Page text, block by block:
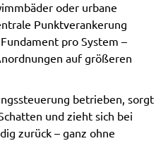
oder urbane
Punktverankerung
pro System –
auf größeren
betrieben, sorgt
und zieht sich bei
zurück – ganz ohne